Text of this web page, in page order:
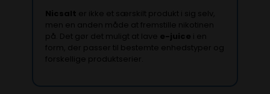
Nicsalt er ikke et særskilt produkt i sig selv,
men en anden måde at fremstille nikotinen
på. Det gør det muligt at lave e-juice i en
form, der passer til bestemte enhedstyper og
forskellige produktserier.